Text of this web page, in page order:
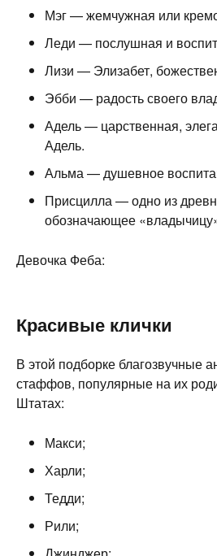
Мэг — жемчужная или
Леди — послушная и
Лизи — Элизабет,
Эбби — радость своего
Адель — царственная,
Адель.
Альма — душевное
Присцилла — одно из
обозначающее
Девочка Феба:
Красивые клички
В этой подборке благозвучные
стаффов, популярные на их
Штатах:
Макси;
Харли;
Тедди;
Рили;